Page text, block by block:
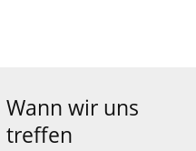
Wann wir uns
treffen